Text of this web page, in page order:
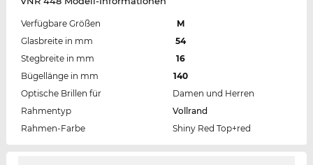
Verfügbare Größen
M
Glasbreite in mm
54
Stegbreite in mm
16
Bügellänge in mm
140
Optische Brillen für
Damen und Herren
Rahmentyp
Vollrand
Rahmen-Farbe
Shiny Red Top+red